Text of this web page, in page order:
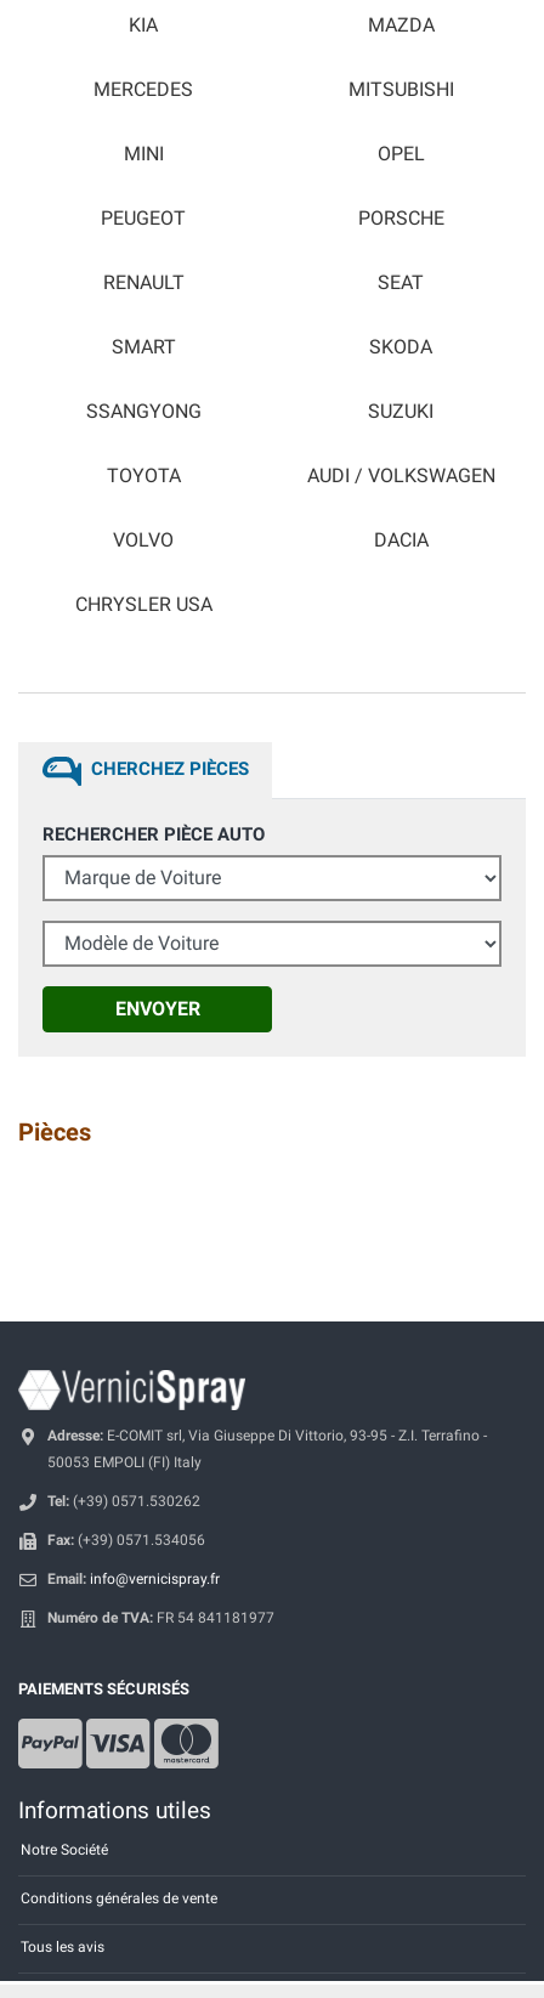
KIA MAZDA
MERCEDES MITSUBISHI
MINI OPEL
PEUGEOT PORSCHE
RENAULT SEAT
SMART SKODA
SSANGYONG SUZUKI
TOYOTA AUDI / VOLKSWAGEN
VOLVO DACIA
CHRYSLER USA
CHERCHEZ PIÈCES
RECHERCHER PIÈCE AUTO
Marque de Voiture
Modèle de Voiture
ENVOYER
Pièces
Adresse: E-COMIT srl, Via Giuseppe Di Vittorio, 93-95 - Z.I. Terrafino -
50053 EMPOLI (FI) Italy
Tel: (+39) 0571.530262
Fax: (+39) 0571.534056
Email: info@vernicispray.fr
Numéro de TVA: FR 54 841181977
PAIEMENTS SÉCURISÉS
Informations utiles
Notre Société
Conditions générales de vente
Tous les avis